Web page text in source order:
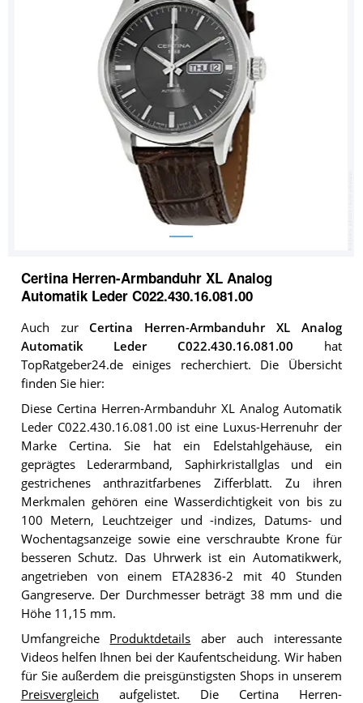
Certina Herren-Armbanduhr XL Analog
Automatik Leder C022.430.16.081.00
Auch zur Certina Herren-Armbanduhr XL Analog
Automatik Leder C022.430.16.081.00 hat
TopRatgeber24.de einiges recherchiert. Die Übersicht
finden Sie hier:
Diese Certina Herren-Armbanduhr XL Analog Automatik
Leder C022.430.16.081.00 ist eine Luxus-Herrenuhr der
Marke Certina. Sie hat ein Edelstahlgehäuse, ein
geprägtes Lederarmband, Saphirkristallglas und ein
gestrichenes anthrazitfarbenes Zifferblatt. Zu ihren
Merkmalen gehören eine Wasserdichtigkeit von bis zu
100 Metern, Leuchtzeiger und -indizes, Datums- und
Wochentagsanzeige sowie eine verschraubte Krone für
besseren Schutz. Das Uhrwerk ist ein Automatikwerk,
angetrieben von einem ETA2836-2 mit 40 Stunden
Gangreserve. Der Durchmesser beträgt 38 mm und die
Höhe 11,15 mm.
Umfangreiche Produktdetails aber auch interessante
Videos helfen Ihnen bei der Kaufentscheidung. Wir haben
für Sie außerdem die preisgünstigsten Shops in unserem
Preisvergleich aufgelistet. Die Certina Herren-